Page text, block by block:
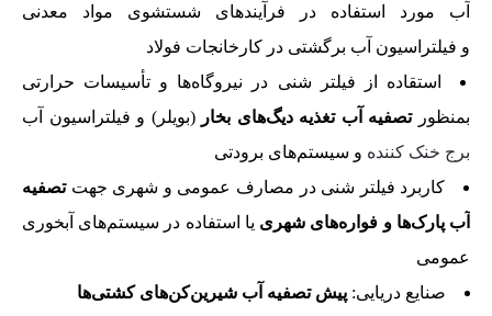
آب مورد استفاده در فرآیندهای شستشوی مواد معدنی
و فیلتراسیون آب برگشتی در کارخانجات فولاد
استقاده از فیلتر شنی در نیروگاه‌ها و تأسیسات حرارتی
بمنظورتصفیه آب تغذیه دیگ‌های بخار (بویلر) و فیلتراسیون آب
برج خنک کننده و سیستم‌های برودتی
کاربرد فیلتر شنی در مصارف عمومی و شهری جهتتصفیه
آب پارک‌ها و فواره‌های شهری یا استفاده در سیستم‌های آبخوری
عمومی
صنایع دریایی: پیش تصفیه آب شیرین‌کن‌های کشتی‌ها